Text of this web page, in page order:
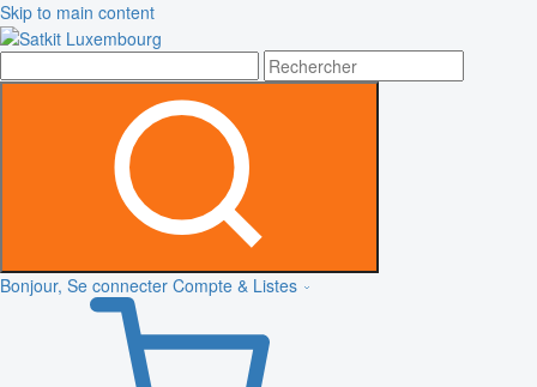
Skip to main content
Bonjour, Se connecter Compte & Listes